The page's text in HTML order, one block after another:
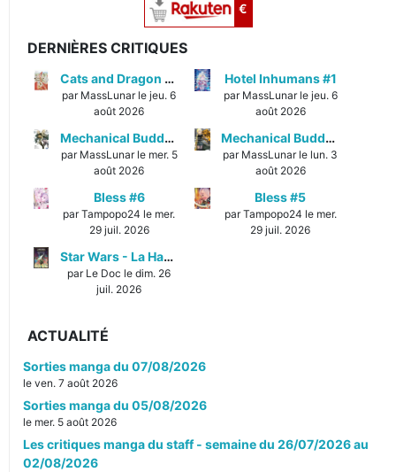
€
DERNIÈRES CRITIQUES
Cats and Dragon #3
par MassLunar le jeu. 6
août 2026
Hotel Inhumans #1
par MassLunar le jeu. 6
août 2026
Mechanical Buddy Universe #1
par MassLunar le mer. 5
août 2026
Mechanical Buddy Universe #0
par MassLunar le lun. 3
août 2026
Bless #6
par Tampopo24 le mer.
29 juil. 2026
Bless #5
par Tampopo24 le mer.
29 juil. 2026
Star Wars - La Haute République - Un équilibre fragile
par Le Doc le dim. 26
juil. 2026
ACTUALITÉ
Sorties manga du 07/08/2026
le ven. 7 août 2026
Sorties manga du 05/08/2026
le mer. 5 août 2026
Les critiques manga du staff - semaine du 26/07/2026 au
02/08/2026